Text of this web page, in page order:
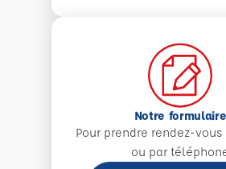
Notre formulaire
Pour prendre rendez-
ou par